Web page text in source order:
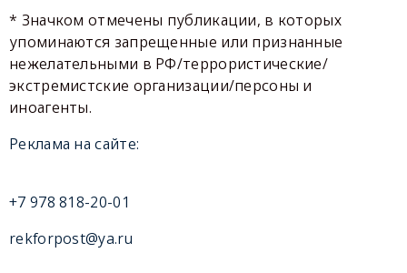
* Значком отмечены публикации, в которых
упоминаются запрещенные или признанные
нежелательными в РФ/террористические/
экстремистские организации/персоны и
иноагенты.
Реклама на сайте:
+7 978 818-20-01
rekforpost@ya.ru